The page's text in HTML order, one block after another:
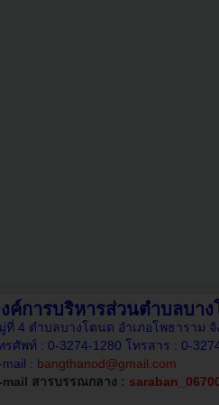
ค์การบริหารส่วนตำบลบา
ที่ 4 ตำบลบางโตนด อำเภอโพธาราม
รศัพท์ : 0-3274-1280 โทรสาร : 0-
mail : bangthanod@gmail.com
mail สารบรรณกลาง :